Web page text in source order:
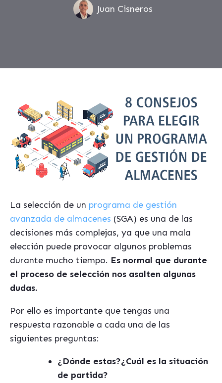
Juan Cisneros
La selección de un programa de gestión
avanzada de almacenes (SGA) es una de las
decisiones más complejas, ya que una mala
elección puede provocar algunos problemas
durante mucho tiempo. Es normal que durante
el proceso de selección nos asalten algunas
dudas.
Por ello es importante que tengas una
respuesta razonable a cada una de las
siguientes preguntas:
¿Dónde estas?¿Cuál es la situación
de partida?